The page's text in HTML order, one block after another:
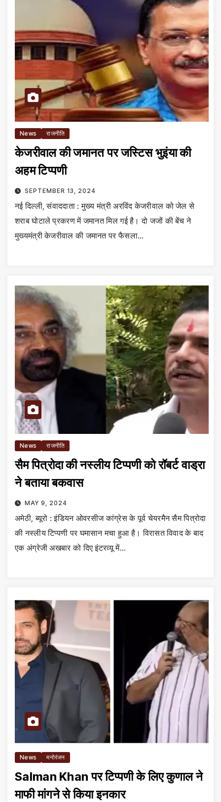
News राजनीति
केजरीवाल की जमानत पर जस्टिस भुइंया की
अहम टिप्पणी
SEPTEMBER 13, 2024
नई दिल्ली, संवाददाता : मुख्य मंत्री अरविंद केजरीवाल को जेल से
शराब घोटाले प्रकरण में जमानत मिल गई है। दो जजों की बेंच ने
मुख्यमंत्री केजरीवाल की जमानत पर फैसला…
News राजनीति
सैम पित्रोदा की नस्लीय टिप्पणी को रॉबर्ट वाड्रा
ने बताया बकवास
MAY 9, 2024
अमेठी, ब्यूरो : इंडियन ओवरसीज कांग्रेस के पूर्व चेयरमैन सैम पित्रोदा
की नस्लीय टिप्पणी पर घमासान मचा हुआ है। विरासत विवाद के बाद
एक अंग्रेजी अखबार को दिए इंटरव्यू में…
News मनोरंजन
Salman Khan पर टिप्पणी के लिए कुणाल ने
माफी मांगने से किया इनकार